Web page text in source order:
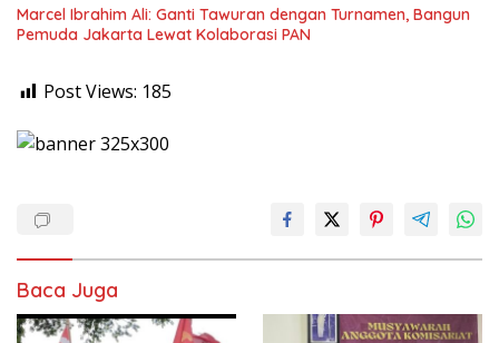
Marcel Ibrahim Ali: Ganti Tawuran dengan Turnamen, Bangun
Pemuda Jakarta Lewat Kolaborasi PAN
Post Views: 185
Baca Juga